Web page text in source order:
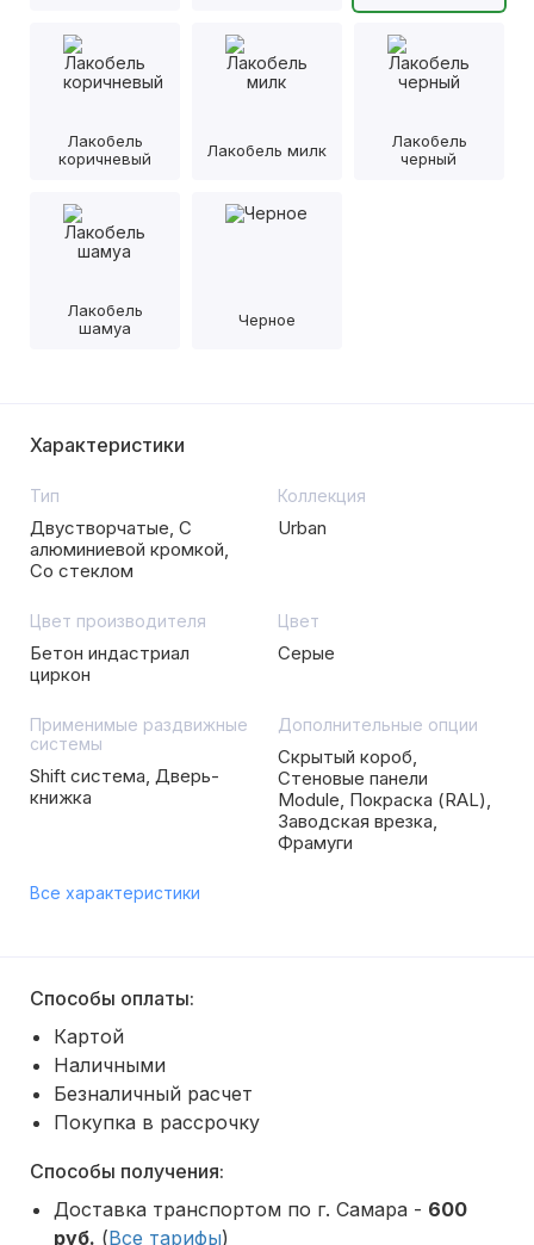
Лакобель
коричневый
Лакобель милк
Лакобель
черный
Лакобель
шамуа
Черное
Характеристики
Тип
Двустворчатые, С
алюминиевой кромкой,
Со стеклом
Коллекция
Urban
Цвет производителя
Бетон индастриал
циркон
Цвет
Серые
Применимые раздвижные
системы
Shift система, Дверь-
книжка
Дополнительные опции
Скрытый короб,
Стеновые панели
Module, Покраска (RAL),
Заводская врезка,
Фрамуги
Все характеристики
Способы оплаты:
Картой
Наличными
Безналичный расчет
Покупка в рассрочку
Способы получения:
Доставка транспортом по г. Самара - 600
руб. (Все тарифы)